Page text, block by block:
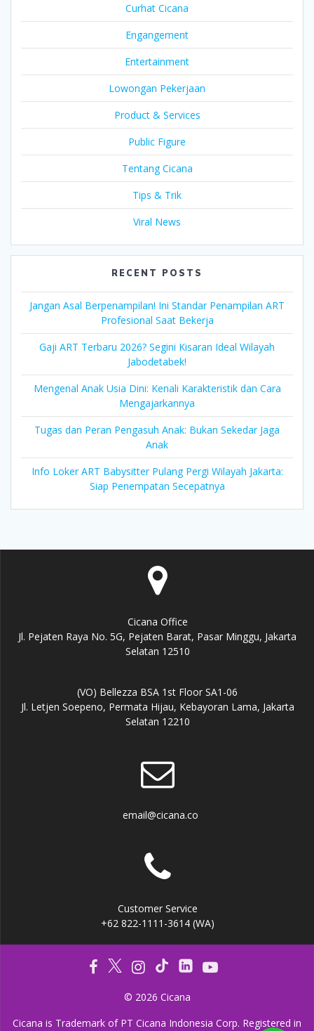
Curhat Cicana
Engangement
Entertainment
Lowongan Pekerjaan
Product & Services
Public Figure
Tentang Cicana
Tips & Trik
Viral News
RECENT POSTS
Jangan Asal Berpenampilan! Ini Standar Penampilan ART
Profesional Saat Bekerja
Gaji ART Terbaru 2026? Segini Kisaran Ideal Wilayah
Jabodetabek!
Mengenal Anak Usia Dini: Kenali Karakteristik dan Cara
Mengajarkannya
Tugas dan Peran Pengasuh Anak: Bukan Sekedar Jaga
Anak
Info Loker ART Babysitter Pulang Pergi Wilayah Jakarta:
Siap Penempatan Secepatnya
Cicana Office
Jl. Pejaten Raya No. 5G, Pejaten Barat, Pasar Minggu, Jakarta
Selatan 12510
(VO) Bellezza BSA 1st Floor SA1-06
Jl. Letjen Soepeno, Permata Hijau, Kebayoran Lama, Jakarta
Selatan 12210
email@cicana.co
Customer Service
+62 822-1111-3614 (WA)
© 2026 Cicana
Cicana is Trademark of PT Cicana Indonesia Corp. Registered in